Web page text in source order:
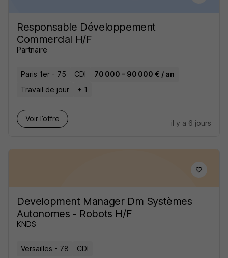
Responsable Développement
Commercial H/F
Partnaire
Paris 1er - 75 CDI
70 000 - 90 000 € / an
Travail de jour
+ 1
Voir l’offre
il y a 6 jours
Development Manager Dm Systèmes
Autonomes - Robots H/F
KNDS
Versailles - 78 CDI